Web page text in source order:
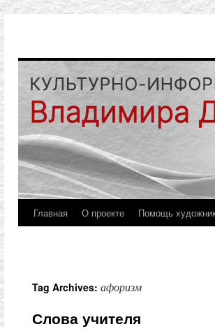
Главная О проекте Помощь
Tag Archives: афоризм
Слова учителя